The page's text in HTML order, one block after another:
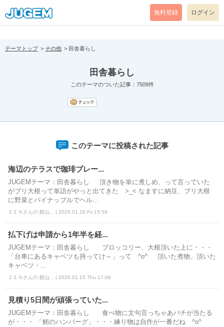
[pear_error: message="Success" code=0 mode=return level=notice
prefix="" info=""]
無料登録 ログイン
テーマトップ その他 田舎暮らし
田舎暮らし
このテーマのついた記事：7509件
このテーマに投稿された記事
海辺のテラスで珈琲ブレー...
JUGEMテーマ：田舎暮らし 頂き物を単に煮しめ、って言っていた
がブリ大根って単語がやっと出てきた >_< なますに納豆、ブリ大根
に野菜とパイナップルでヘル...
ＺＥＮさんの 館山... | 2026.01.16 Fri 15:59
払下げは申請から1年半を経...
JUGEMテーマ：田舎暮らし ブロッコリー、大根頂いた上に・・・
「台車にあるキャベツも持ってけ～」って ^o^ 頂いた煮物、頂いた
キャベツ・...
ＺＥＮさんの 館山... | 2026.01.15 Thu 17:06
見積り5日間が頑張っていた...
JUGEMテーマ：田舎暮らし 食べ物に文句言っちゃあバチが当たる
が・・・ 「鮪のハンバーグ」・・・練り物は自作が一番だね ^o^